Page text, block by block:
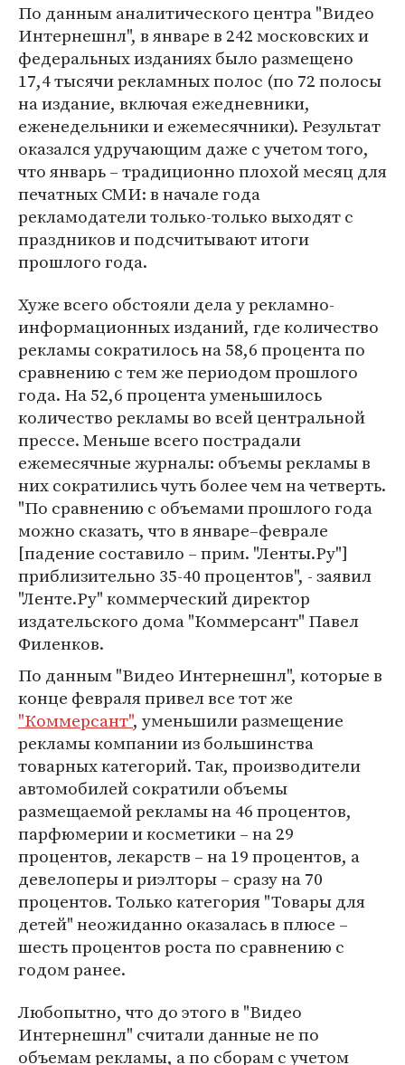
По данным аналитического центра "Видео
Интернешнл", в январе в 242 московских и
федеральных изданиях было размещено
17,4 тысячи рекламных полос (по 72 полосы
на издание, включая ежедневники,
еженедельники и ежемесячники). Результат
оказался удручающим даже с учетом того,
что январь – традиционно плохой месяц для
печатных СМИ: в начале года
рекламодатели только-только выходят с
праздников и подсчитывают итоги
прошлого года.
Хуже всего обстояли дела у рекламно-
информационных изданий, где количество
рекламы сократилось на 58,6 процента по
сравнению с тем же периодом прошлого
года. На 52,6 процента уменьшилось
количество рекламы во всей центральной
прессе. Меньше всего пострадали
ежемесячные журналы: объемы рекламы в
них сократились чуть более чем на четверть.
"По сравнению с объемами прошлого года
можно сказать, что в январе–феврале
[падение составило – прим. "Ленты.Ру"]
приблизительно 35-40 процентов", - заявил
"Ленте.Ру" коммерческий директор
издательского дома "Коммерсант" Павел
Филенков.
По данным "Видео Интернешнл", которые в
конце февраля привел все тот же
"Коммерсант", уменьшили размещение
рекламы компании из большинства
товарных категорий. Так, производители
автомобилей сократили объемы
размещаемой рекламы на 46 процентов,
парфюмерии и косметики – на 29
процентов, лекарств – на 19 процентов, а
девелоперы и риэлторы – сразу на 70
процентов. Только категория "Товары для
детей" неожиданно оказалась в плюсе –
шесть процентов роста по сравнению с
годом ранее.
Любопытно, что до этого в "Видео
Интернешнл" считали данные не по
объемам рекламы, а по сборам с учетом